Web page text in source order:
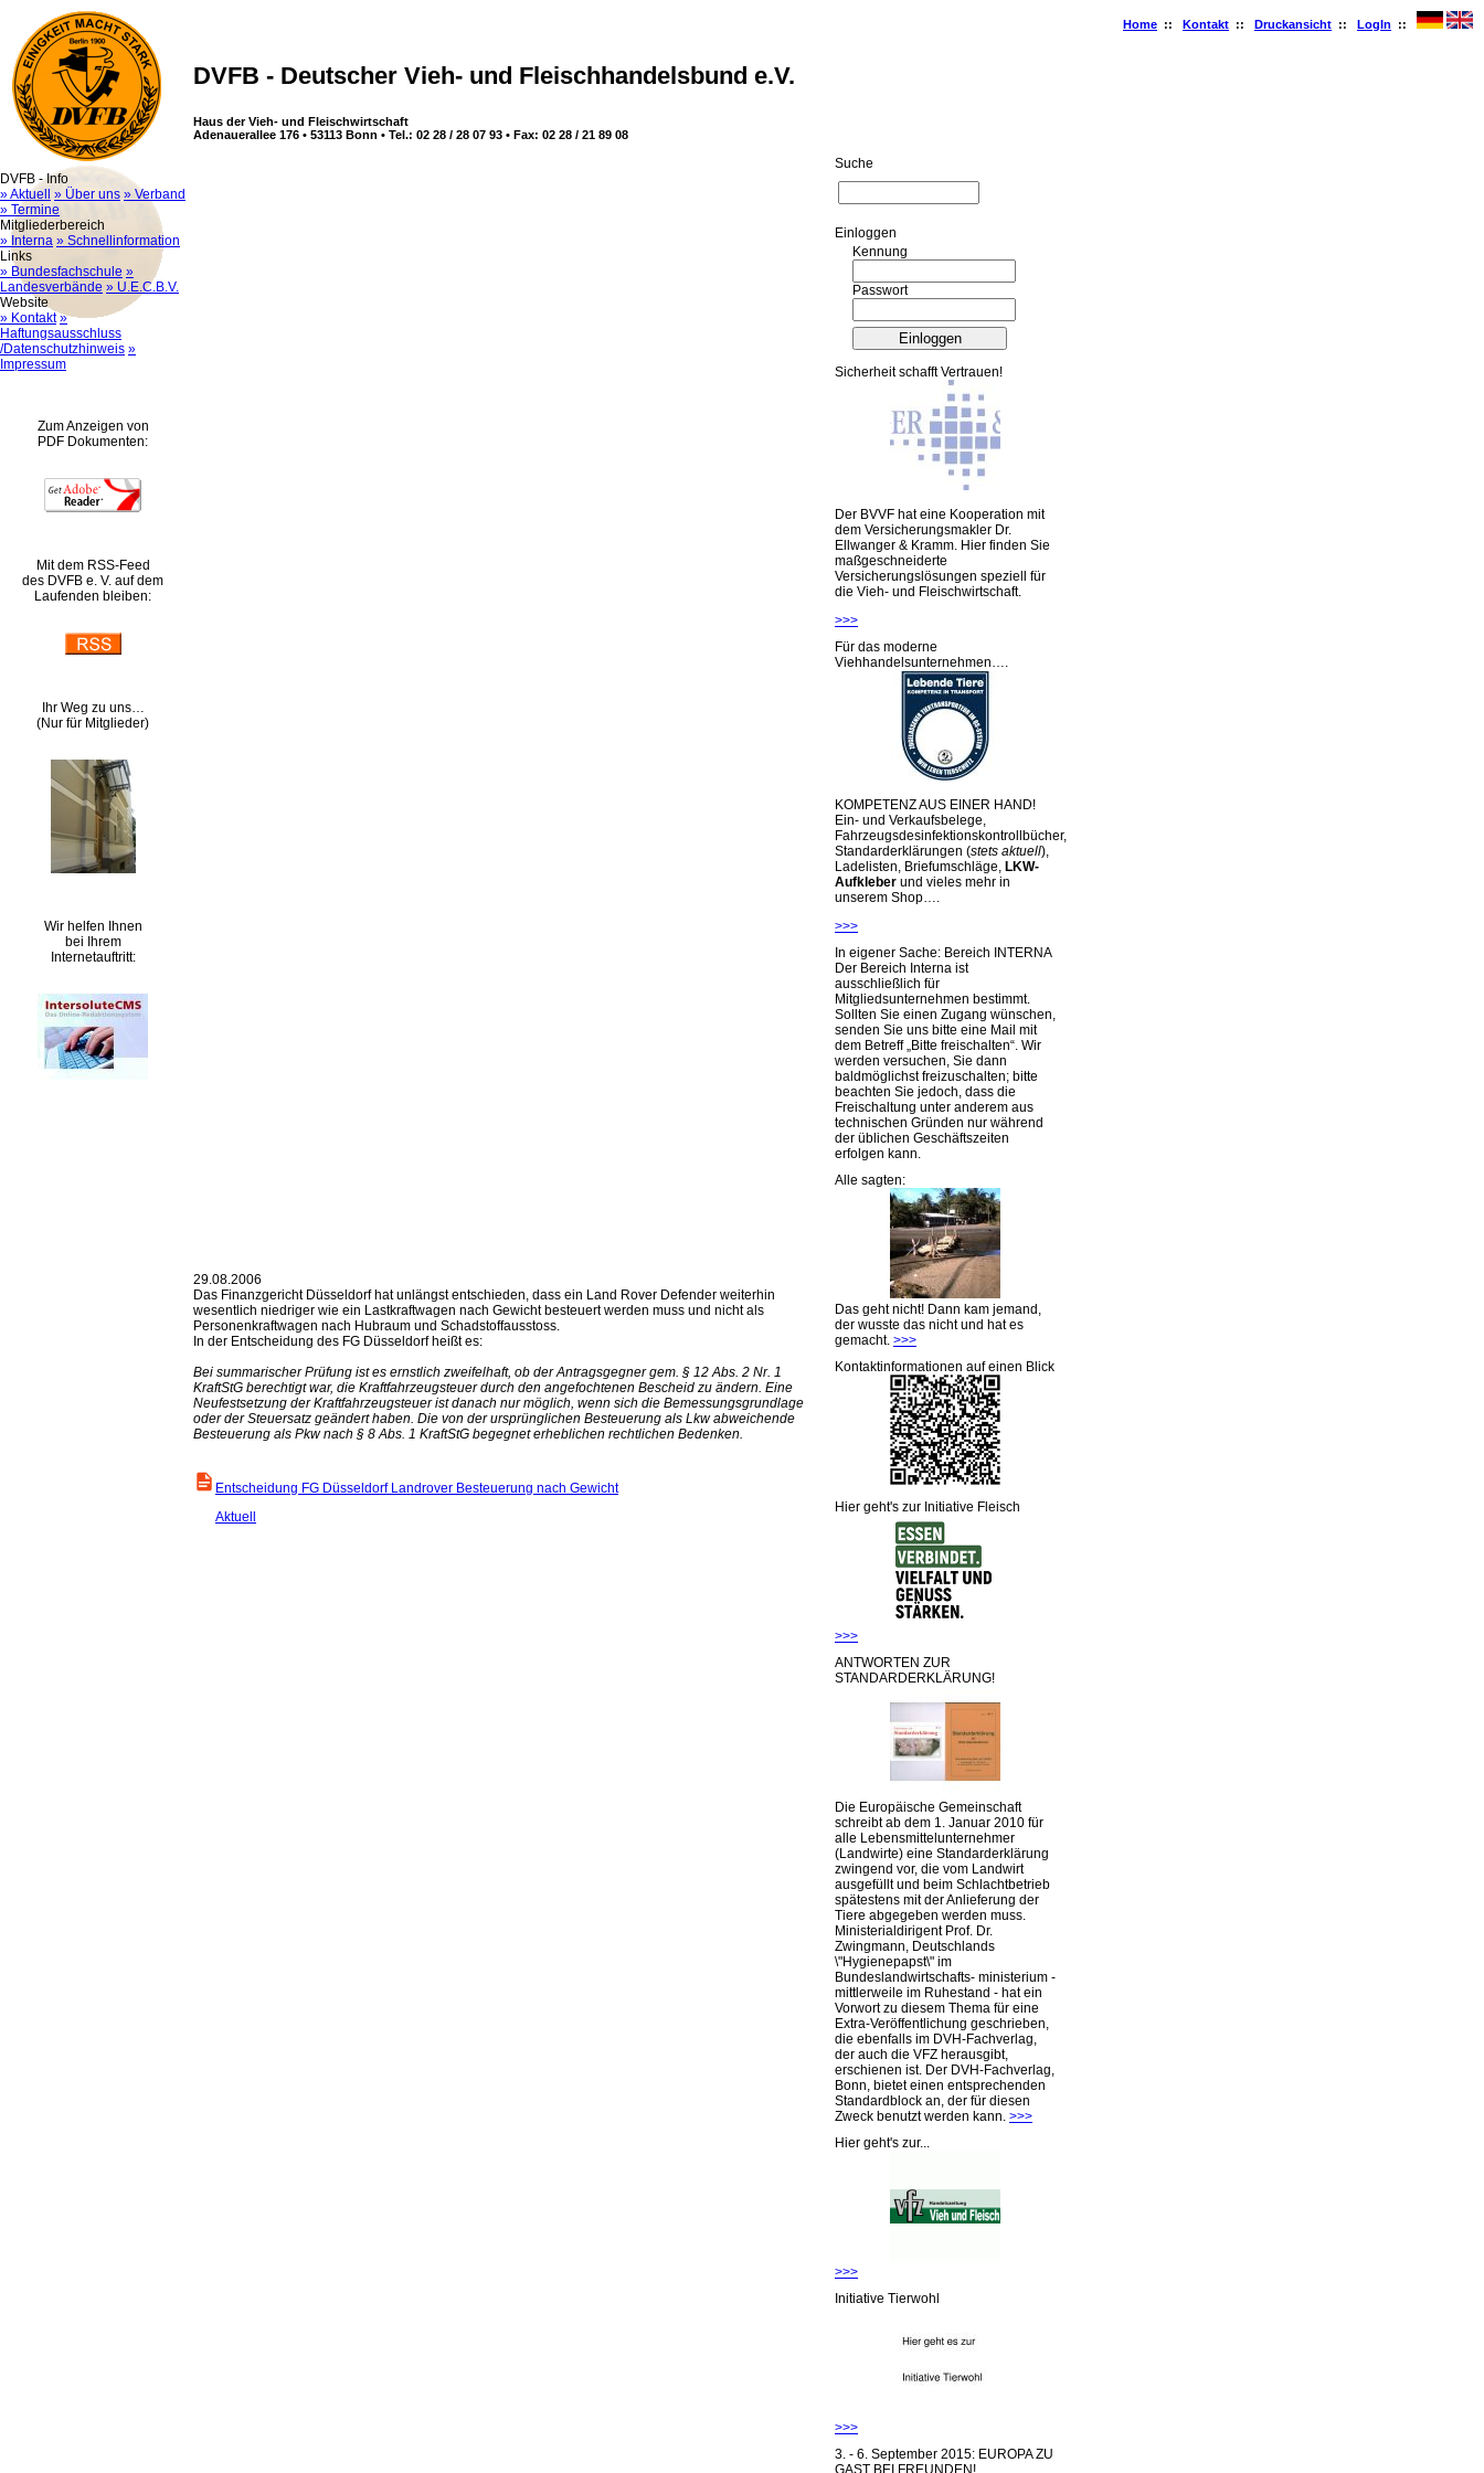
Home :: Kontakt :: Druckansicht :: LogIn ::
DVFB - Deutscher Vieh- und Fleischhandelsbund e.V.
Haus der Vieh- und Fleischwirtschaft
Adenauerallee 176 • 53113 Bonn • Tel.: 02 28 / 28 07 93 • Fax: 02 28 / 21 89 08
DVFB - Info
» Aktuell
» Über uns » Verband
» Termine
Mitgliederbereich
» Interna » Schnellinformation
Links
» Bundesfachschule »
Landesverbände » U.E.C.B.V.
Website
» Kontakt »
Haftungsausschluss
/Datenschutzhinweis »
Impressum
Zum Anzeigen von
PDF Dokumenten:
Mit dem RSS-Feed
des DVFB e. V. auf dem
Laufenden bleiben:
Ihr Weg zu uns…
(Nur für Mitglieder)
Wir helfen Ihnen
bei Ihrem
Internetauftritt:
29.08.2006
Das Finanzgericht Düsseldorf hat unlängst entschieden, dass ein Land Rover Defender weiterhin
wesentlich niedriger wie ein Lastkraftwagen nach Gewicht besteuert werden muss und nicht als
Personenkraftwagen nach Hubraum und Schadstoffausstoss.
In der Entscheidung des FG Düsseldorf heißt es:
Bei summarischer Prüfung ist es ernstlich zweifelhaft, ob der Antragsgegner gem. § 12 Abs. 2 Nr. 1
KraftStG berechtigt war, die Kraftfahrzeugsteuer durch den angefochtenen Bescheid zu ändern. Eine
Neufestsetzung der Kraftfahrzeugsteuer ist danach nur möglich, wenn sich die Bemessungsgrundlage
oder der Steuersatz geändert haben. Die von der ursprünglichen Besteuerung als Lkw abweichende
Besteuerung als Pkw nach § 8 Abs. 1 KraftStG begegnet erheblichen rechtlichen Bedenken.
Entscheidung FG Düsseldorf Landrover Besteuerung nach Gewicht
Aktuell
Suche
Ein­log­gen
Kennung
Passwort
Sicherheit schafft Vertrauen!
Der BVVF hat eine Kooperation mit
dem Versicherungsmakler Dr.
Ellwanger & Kramm. Hier finden Sie
maßgeschneiderte
Versicherungslösungen speziell für
die Vieh- und Fleischwirtschaft.
>>>
Für das moderne
Viehhandelsunternehmen….
KOMPETENZ AUS EINER HAND!
Ein- und Verkaufsbelege,
Fahrzeugsdesinfektionskontrollbücher,
Standarderklärungen (stets aktuell),
Ladelisten, Briefumschläge, LKW-
Aufkleber und vieles mehr in
unserem Shop….
>>>
In eigener Sache: Bereich INTERNA
Der Bereich Interna ist
ausschließlich für
Mitgliedsunternehmen bestimmt.
Sollten Sie einen Zugang wünschen,
senden Sie uns bitte eine Mail mit
dem Betreff „Bitte freischalten“. Wir
werden versuchen, Sie dann
baldmöglichst freizuschalten; bitte
beachten Sie jedoch, dass die
Freischaltung unter anderem aus
technischen Gründen nur während
der üblichen Geschäftszeiten
erfolgen kann.
Alle sagten:
Das geht nicht! Dann kam jemand,
der wusste das nicht und hat es
gemacht. >>>
Kontaktinformationen auf einen Blick
Hier geht's zur Initiative Fleisch
>>>
ANTWORTEN ZUR
STANDARDERKLÄRUNG!
Die Europäische Gemeinschaft
schreibt ab dem 1. Januar 2010 für
alle Lebensmittelunternehmer
(Landwirte) eine Standarderklärung
zwingend vor, die vom Landwirt
ausgefüllt und beim Schlachtbetrieb
spätestens mit der Anlieferung der
Tiere abgegeben werden muss.
Ministerialdirigent Prof. Dr.
Zwingmann, Deutschlands
\"Hygienepapst\" im
Bundeslandwirtschafts- ministerium -
mittlerweile im Ruhestand - hat ein
Vorwort zu diesem Thema für eine
Extra-Veröffentlichung geschrieben,
die ebenfalls im DVH-Fachverlag,
der auch die VFZ herausgibt,
erschienen ist. Der DVH-Fachverlag,
Bonn, bietet einen entsprechenden
Standardblock an, der für diesen
Zweck benutzt werden kann. >>>
Hier geht's zur...
>>>
Initiative Tierwohl
>>>
3. - 6. September 2015: EUROPA ZU
GAST BEI FREUNDEN!